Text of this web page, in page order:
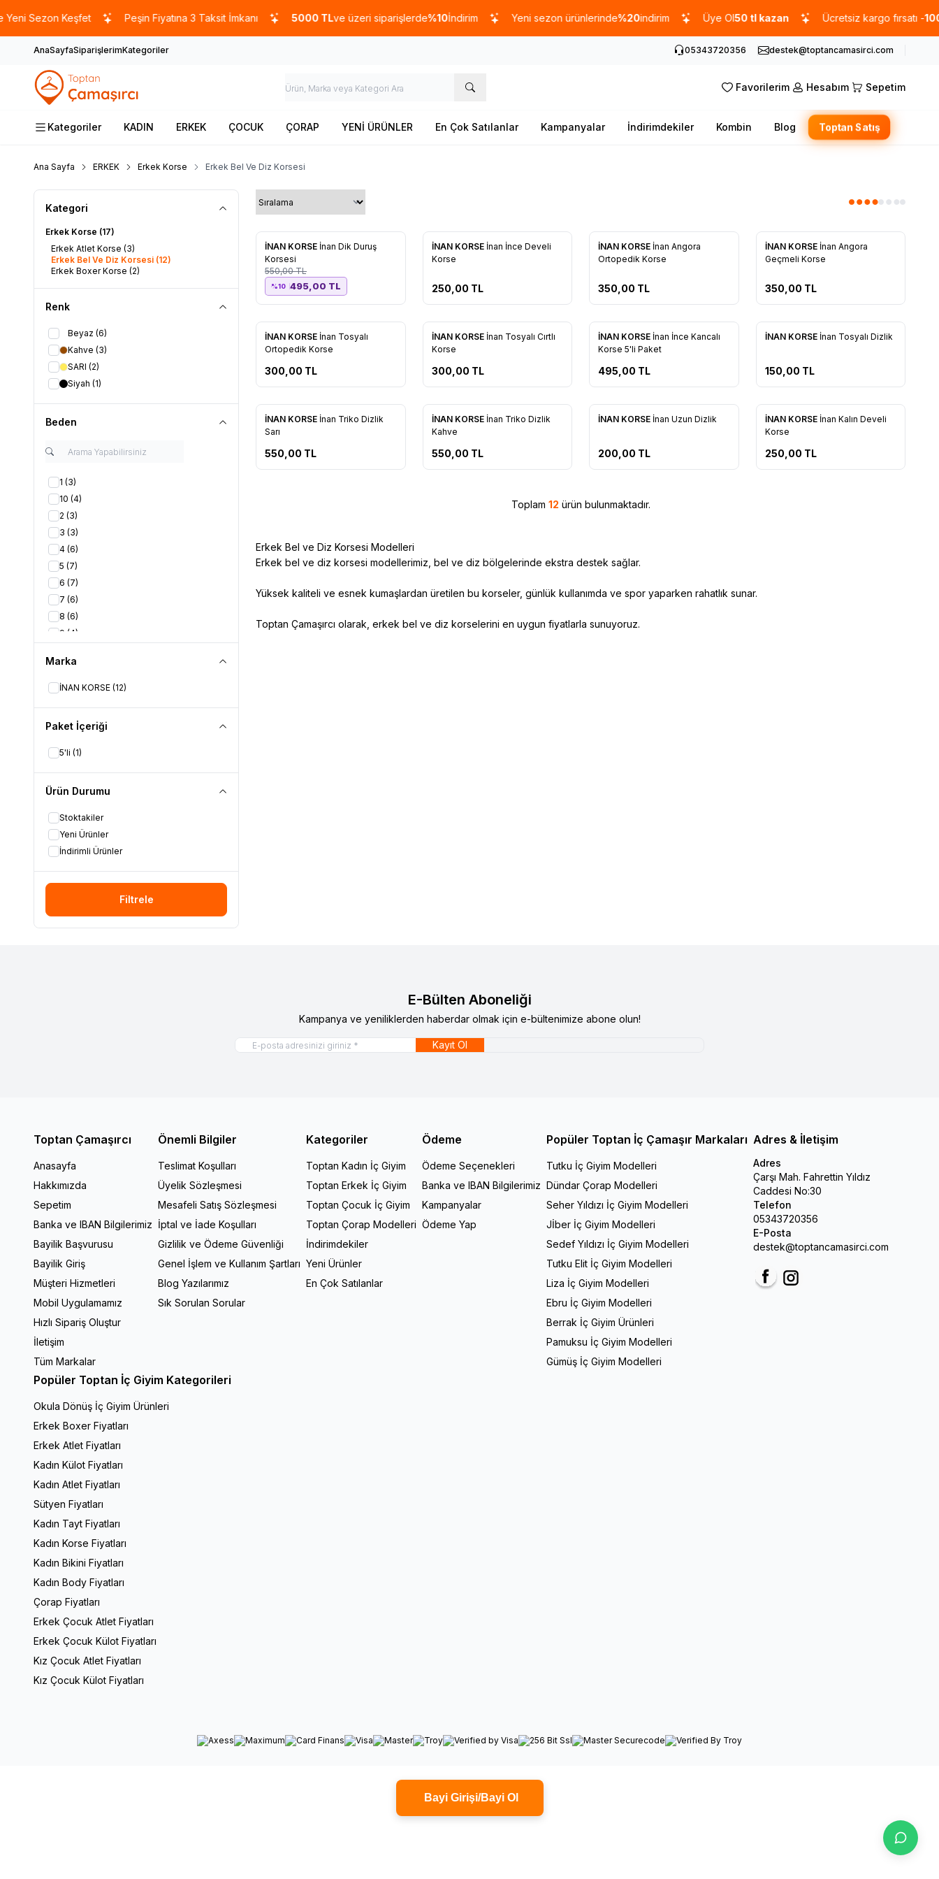
Sezon Keşfet Peşin Fiyatına 3 Taksit İmkanı 5000 TLve üzeri siparişlerde%10İndirim Yeni sezon ürünlerinde%20indirim Üye Ol50 tl kazan Ücretsiz kargo fırsatı -1000
AnaSayfaSiparişlerimKategoriler 05343720356 destek@toptancamasirci.com
Favorilerim Hesabım Sepetim
Kategoriler KADIN ERKEK ÇOCUK ÇORAP YENİ ÜRÜNLER En Çok Satılanlar Kampanyalar İndirimdekiler Kombin Blog Toptan Satış
Ana Sayfa ERKEK Erkek Korse Erkek Bel Ve Diz Korsesi
Kategori
Erkek Korse (17)
Erkek Atlet Korse (3)
Erkek Bel Ve Diz Korsesi (12)
Erkek Boxer Korse (2)
Renk
Beyaz (6)
Kahve (3)
SARI (2)
Siyah (1)
Beden
1 (3)
10 (4)
2 (3)
3 (3)
4 (6)
5 (7)
6 (7)
7 (6)
8 (6)
9 (4)
L(1)
M (1)
Marka
İNAN KORSE (12)
Paket İçeriği
5'li (1)
Ürün Durumu
Stoktakiler
Yeni Ürünler
İndirimli Ürünler
Filtrele
%10
Favorilere Ekle
İNAN KORSE İnan Dik Duruş
Korsesi
550,00TL
%10 495,00 TL
Favorilere Ekle
İNAN KORSE İnan İnce Develi
Korse
250,00 TL
Favorilere Ekle
İNAN KORSE İnan Angora
Ortopedik Korse
350,00 TL
Favorilere Ekle
İNAN KORSE İnan Angora
Geçmeli Korse
350,00 TL
Favorilere Ekle
İNAN KORSE İnan Tosyalı
Ortopedik Korse
300,00 TL
Favorilere Ekle
İNAN KORSE İnan Tosyalı Cırtlı
Korse
300,00 TL
Favorilere Ekle
İNAN KORSE İnan İnce Kancalı
Korse 5'li Paket
495,00 TL
İNAN KORSE İnan Tosyalı Dizlik
150,00 TL
Favorilere Ekle
Tükendi
İNAN KORSE İnan Triko Dizlik
Sarı
550,00 TL
Favorilere Ekle
Tükendi
İNAN KORSE İnan Triko Dizlik
Kahve
550,00 TL
Tükendi
İNAN KORSE İnan Uzun Dizlik
200,00 TL
Favorilere Ekle
Tükendi
İNAN KORSE İnan Kalın Develi
Korse
250,00 TL
Toplam 12 ürün bulunmaktadır.
Erkek Bel ve Diz Korsesi Modelleri
Erkek bel ve diz korsesi modellerimiz, bel ve diz bölgelerinde ekstra destek sağlar.
Yüksek kaliteli ve esnek kumaşlardan üretilen bu korseler, günlük kullanımda ve spor yaparken rahatlık sunar.
Toptan Çamaşırcı olarak, erkek bel ve diz korselerini en uygun fiyatlarla sunuyoruz.
E-Bülten Aboneliği
Kampanya ve yeniliklerden haberdar olmak için e-bültenimize abone olun!
Kayıt Ol
Toptan Çamaşırcı
Anasayfa
Hakkımızda
Sepetim
Banka ve IBAN Bilgilerimiz
Bayilik Başvurusu
Bayilik Giriş
Müşteri Hizmetleri
Mobil Uygulamamız
Hızlı Sipariş Oluştur
İletişim
Tüm Markalar
Önemli Bilgiler
Teslimat Koşulları
Üyelik Sözleşmesi
Mesafeli Satış Sözleşmesi
İptal ve İade Koşulları
Gizlilik ve Ödeme Güvenliği
Genel İşlem ve Kullanım Şartları
Blog Yazılarımız
Sık Sorulan Sorular
Kategoriler
Toptan Kadın İç Giyim
Toptan Erkek İç Giyim
Toptan Çocuk İç Giyim
Toptan Çorap Modelleri
İndirimdekiler
Yeni Ürünler
En Çok Satılanlar
Ödeme
Ödeme Seçenekleri
Banka ve IBAN Bilgilerimiz
Kampanyalar
Ödeme Yap
Popüler Toptan İç Çamaşır Markaları
Tutku İç Giyim Modelleri
Dündar Çorap Modelleri
Seher Yıldızı İç Giyim Modelleri
Jİber İç Giyim Modelleri
Sedef Yıldızı İç Giyim Modelleri
Tutku Elit İç Giyim Modelleri
Liza İç Giyim Modelleri
Ebru İç Giyim Modelleri
Berrak İç Giyim Ürünleri
Pamuksu İç Giyim Modelleri
Gümüş İç Giyim Modelleri
Popüler Toptan İç Giyim Kategorileri
Okula Dönüş İç Giyim Ürünleri
Erkek Boxer Fiyatları
Erkek Atlet Fiyatları
Kadın Külot Fiyatları
Kadın Atlet Fiyatları
Sütyen Fiyatları
Kadın Tayt Fiyatları
Kadın Korse Fiyatları
Kadın Bikini Fiyatları
Kadın Body Fiyatları
Çorap Fiyatları
Erkek Çocuk Atlet Fiyatları
Erkek Çocuk Külot Fiyatları
Kız Çocuk Atlet Fiyatları
Kız Çocuk Külot Fiyatları
Adres & İletişim
Adres
Çarşı Mah. Fahrettin Yıldız
Caddesi No:30
Telefon
05343720356
E-Posta
destek@toptancamasirci.com
FacebookInstagram
Bayi Girişi/Bayi Ol